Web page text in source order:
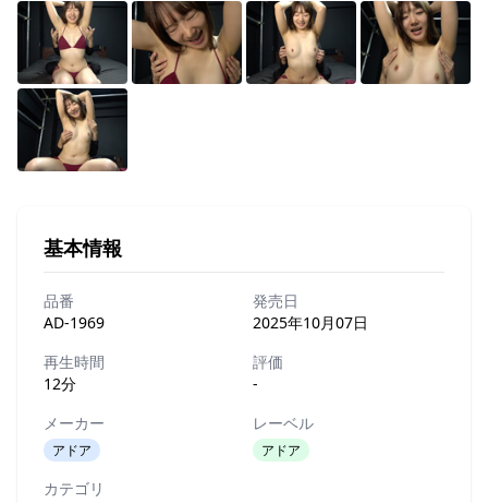
基本情報
品番
AD-1969
発売日
2025年10月07日
再生時間
12分
評価
-
メーカー
アドア
レーベル
アドア
カテゴリ